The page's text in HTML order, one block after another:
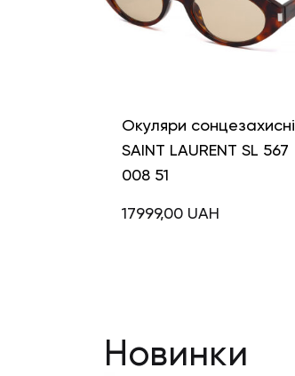
Окуляри сонцезахисні
SAINT LAURENT SL 567
008 51
17999,00 UAH
Новинки